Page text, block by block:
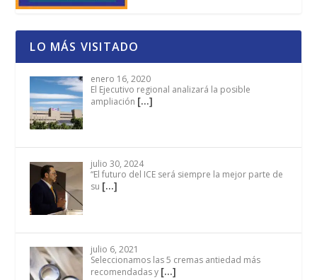
LO MÁS VISITADO
enero 16, 2020
El Ejecutivo regional analizará la posible
ampliación […]
julio 30, 2024
“El futuro del ICE será siempre la mejor parte de
su […]
julio 6, 2021
Seleccionamos las 5 cremas antiedad más
recomendadas y […]